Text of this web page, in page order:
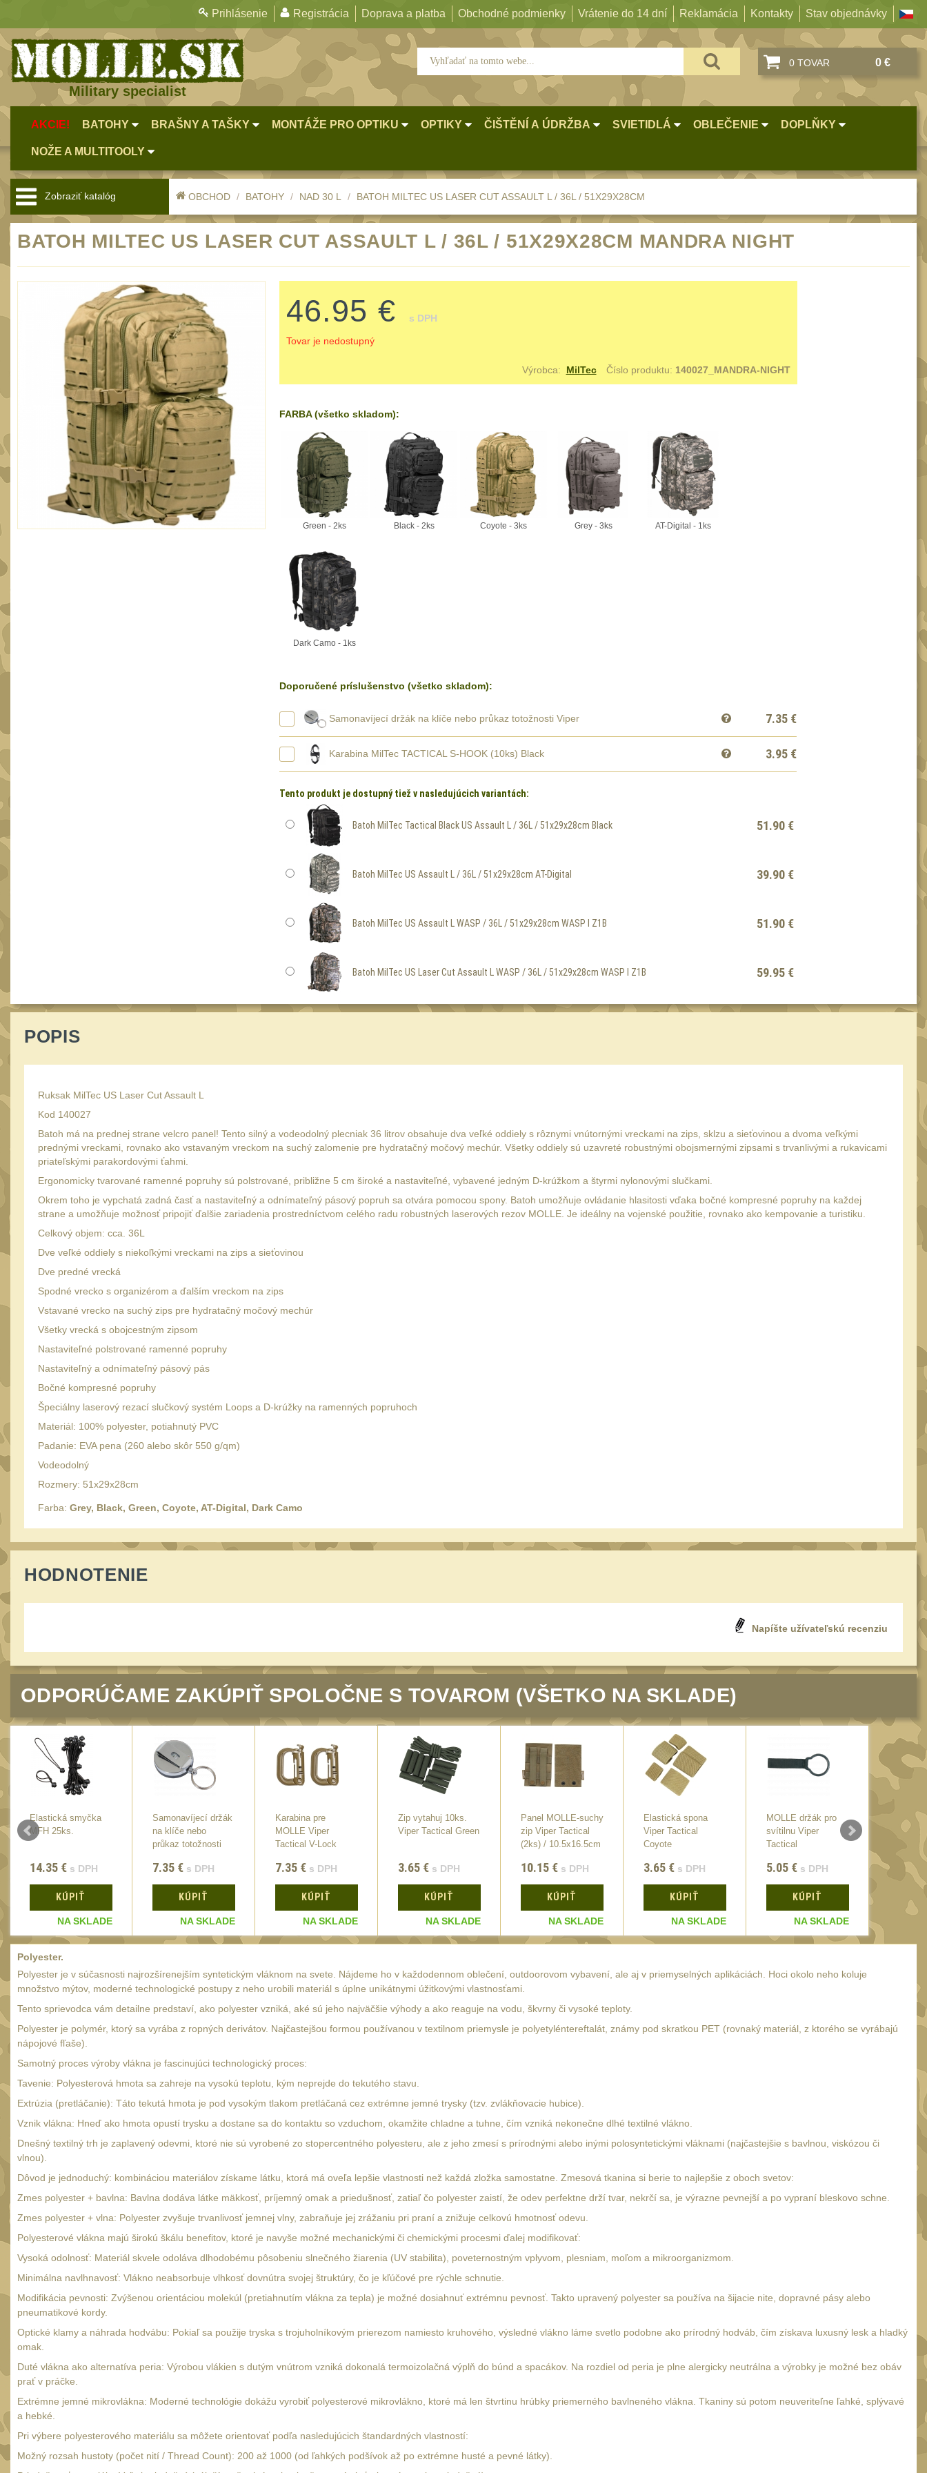
Prihlásenie Registrácia Doprava a platba Obchodné podmienky Vrátenie do 14 dní Reklamácia Kontakty Stav objednávky
Military specialist
0 TOVAR 0 €
AKCIE! BATOHY BRAŠNY A TAŠKY MONTÁŽE PRO OPTIKU OPTIKY ČIŠTĚNÍ A ÚDRŽBA SVIETIDLÁ OBLEČENIE DOPLŇKY
NOŽE A MULTITOOLY
Zobraziť katalóg OBCHOD BATOHY NAD 30 L BATOH MILTEC US LASER CUT ASSAULT L / 36L / 51X29X28CM
BATOH MILTEC US LASER CUT ASSAULT L / 36L / 51X29X28CM MANDRA NIGHT
46.95 € s DPH
Tovar je nedostupný
Výrobca: MilTec Číslo produktu: 140027_MANDRA-NIGHT
FARBA (všetko skladom):
Green - 2ks Black - 2ks Coyote - 3ks Grey - 3ks AT-Digital - 1ks
Dark Camo - 1ks
Doporučené príslušenstvo (všetko skladom):
Samonavíjecí držák na klíče nebo průkaz totožnosti Viper 7.35 €
Karabina MilTec TACTICAL S-HOOK (10ks) Black 3.95 €
Tento produkt je dostupný tiež v nasledujúcich variantách:
Batoh MilTec Tactical Black US Assault L / 36L / 51x29x28cm Black 51.90 €
Batoh MilTec US Assault L / 36L / 51x29x28cm AT-Digital 39.90 €
Batoh MilTec US Assault L WASP / 36L / 51x29x28cm WASP I Z1B 51.90 €
Batoh MilTec US Laser Cut Assault L WASP / 36L / 51x29x28cm WASP I Z1B 59.95 €
POPIS
Ruksak MilTec US Laser Cut Assault L
Kod 140027
Batoh má na prednej strane velcro panel! Tento silný a vodeodolný plecniak 36 litrov obsahuje dva veľké oddiely s rôznymi vnútornými vreckami na zips, sklzu a sieťovinou a dvoma veľkými
prednými vreckami, rovnako ako vstavaným vreckom na suchý zalomenie pre hydratačný močový mechúr. Všetky oddiely sú uzavreté robustnými obojsmernými zipsami s trvanlivými a rukavicami
priateľskými parakordovými ťahmi.
Ergonomicky tvarované ramenné popruhy sú polstrované, približne 5 cm široké a nastaviteľné, vybavené jedným D-krúžkom a štyrmi nylonovými slučkami.
Okrem toho je vypchatá zadná časť a nastaviteľný a odnímateľný pásový popruh sa otvára pomocou spony. Batoh umožňuje ovládanie hlasitosti vďaka bočné kompresné popruhy na každej
strane a umožňuje možnosť pripojiť ďalšie zariadenia prostredníctvom celého radu robustných laserových rezov MOLLE. Je ideálny na vojenské použitie, rovnako ako kempovanie a turistiku.
Celkový objem: cca. 36L
Dve veľké oddiely s niekoľkými vreckami na zips a sieťovinou
Dve predné vrecká
Spodné vrecko s organizérom a ďalším vreckom na zips
Vstavané vrecko na suchý zips pre hydratačný močový mechúr
Všetky vrecká s obojcestným zipsom
Nastaviteľné polstrované ramenné popruhy
Nastaviteľný a odnímateľný pásový pás
Bočné kompresné popruhy
Špeciálny laserový rezací slučkový systém Loops a D-krúžky na ramenných popruhoch
Materiál: 100% polyester, potiahnutý PVC
Padanie: EVA pena (260 alebo skôr 550 g/qm)
Vodeodolný
Rozmery: 51x29x28cm
Farba: Grey, Black, Green, Coyote, AT-Digital, Dark Camo
HODNOTENIE
Napíšte užívateľskú recenziu
ODPORÚČAME ZAKÚPIŤ SPOLOČNE S TOVAROM (VŠETKO NA SKLADE)
Elastická smyčka
MFH 25ks.
14.35 € s DPH
KÚPIŤ
NA SKLADE
Samonavíjecí držák
na klíče nebo
průkaz totožnosti
7.35 € s DPH
KÚPIŤ
NA SKLADE
Karabina pre
MOLLE Viper
Tactical V-Lock
7.35 € s DPH
KÚPIŤ
NA SKLADE
Zip vytahuj 10ks.
Viper Tactical Green
3.65 € s DPH
KÚPIŤ
NA SKLADE
Panel MOLLE-suchy
zip Viper Tactical
(2ks) / 10.5x16.5cm
10.15 € s DPH
KÚPIŤ
NA SKLADE
Elastická spona
Viper Tactical
Coyote
3.65 € s DPH
KÚPIŤ
NA SKLADE
MOLLE držák pro
svítilnu Viper
Tactical
5.05 € s DPH
KÚPIŤ
NA SKLADE
(1ks.)
5.05€
Polyester.
Polyester je v súčasnosti najrozšírenejším syntetickým vláknom na svete. Nájdeme ho v každodennom oblečení, outdoorovom vybavení, ale aj v priemyselných aplikáciách. Hoci okolo neho koluje
množstvo mýtov, moderné technologické postupy z neho urobili materiál s úplne unikátnymi úžitkovými vlastnosťami.
Tento sprievodca vám detailne predstaví, ako polyester vzniká, aké sú jeho najväčšie výhody a ako reaguje na vodu, škvrny či vysoké teploty.
Polyester je polymér, ktorý sa vyrába z ropných derivátov. Najčastejšou formou používanou v textilnom priemysle je polyetyléntereftalát, známy pod skratkou PET (rovnaký materiál, z ktorého se vyrábajú
nápojové fľaše).
Samotný proces výroby vlákna je fascinujúci technologický proces:
Tavenie: Polyesterová hmota sa zahreje na vysokú teplotu, kým neprejde do tekutého stavu.
Extrúzia (pretláčanie): Táto tekutá hmota je pod vysokým tlakom pretláčaná cez extrémne jemné trysky (tzv. zvlákňovacie hubice).
Vznik vlákna: Hneď ako hmota opustí trysku a dostane sa do kontaktu so vzduchom, okamžite chladne a tuhne, čím vzniká nekonečne dlhé textilné vlákno.
Dnešný textilný trh je zaplavený odevmi, ktoré nie sú vyrobené zo stopercentného polyesteru, ale z jeho zmesí s prírodnými alebo inými polosyntetickými vláknami (najčastejšie s bavlnou, viskózou či
vlnou).
Dôvod je jednoduchý: kombináciou materiálov získame látku, ktorá má oveľa lepšie vlastnosti než každá zložka samostatne. Zmesová tkanina si berie to najlepšie z oboch svetov:
Zmes polyester + bavlna: Bavlna dodáva látke mäkkosť, príjemný omak a priedušnosť, zatiaľ čo polyester zaistí, že odev perfektne drží tvar, nekrčí sa, je výrazne pevnejší a po vypraní bleskovo schne.
Zmes polyester + vlna: Polyester zvyšuje trvanlivosť jemnej vlny, zabraňuje jej zrážaniu pri praní a znižuje celkovú hmotnosť odevu.
Polyesterové vlákna majú širokú škálu benefitov, ktoré je navyše možné mechanickými či chemickými procesmi ďalej modifikovať:
Vysoká odolnosť: Materiál skvele odoláva dlhodobému pôsobeniu slnečného žiarenia (UV stabilita), poveternostným vplyvom, plesniam, moľom a mikroorganizmom.
Minimálna navlhnavosť: Vlákno neabsorbuje vlhkosť dovnútra svojej štruktúry, čo je kľúčové pre rýchle schnutie.
Modifikácia pevnosti: Zvýšenou orientáciou molekúl (pretiahnutím vlákna za tepla) je možné dosiahnuť extrémnu pevnosť. Takto upravený polyester sa používa na šijacie nite, dopravné pásy alebo
pneumatikové kordy.
Optické klamy a náhrada hodvábu: Pokiaľ sa použije tryska s trojuholníkovým prierezom namiesto kruhového, výsledné vlákno láme svetlo podobne ako prírodný hodváb, čím získava luxusný lesk a hladký
omak.
Duté vlákna ako alternatíva peria: Výrobou vlákien s dutým vnútrom vzniká dokonalá termoizolačná výplň do búnd a spacákov. Na rozdiel od peria je plne alergicky neutrálna a výrobky je možné bez obáv
prať v práčke.
Extrémne jemné mikrovlákna: Moderné technológie dokážu vyrobiť polyesterové mikrovlákno, ktoré má len štvrtinu hrúbky priemerného bavlneného vlákna. Tkaniny sú potom neuveriteľne ľahké, splývavé
a hebké.
Pri výbere polyesterového materiálu sa môžete orientovať podľa nasledujúcich štandardných vlastností:
Možný rozsah hustoty (počet nití / Thread Count): 200 až 1000 (od ľahkých podšívok až po extrémne husté a pevné látky).